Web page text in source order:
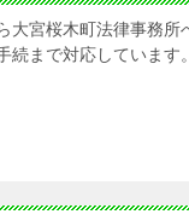
大宮桜木町法律事務
続まで対応しています。